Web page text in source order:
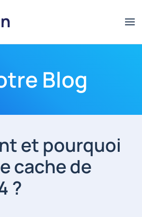
Blog
et pourquoi
cache de
?